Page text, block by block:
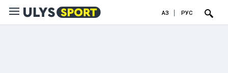
ҚАЗ РУС